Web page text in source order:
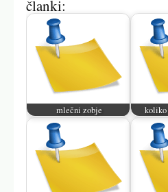
članki:
mlečni zobje koliko